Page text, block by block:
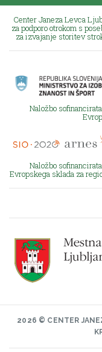
Center Janeza Levca
za podporo otrokom s
za izvajanje storitev
Naložbo
Naložbo
Evropskega sklada za
2026 © CENTER